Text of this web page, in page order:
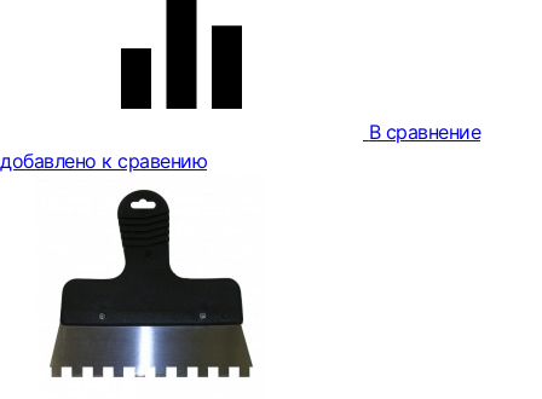
В сравнение
добавлено к сравению